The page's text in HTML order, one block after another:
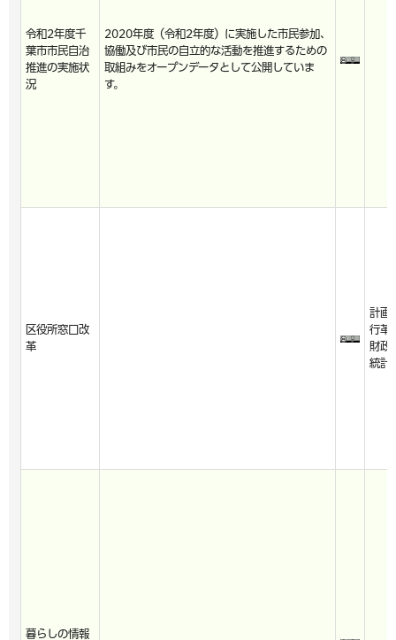
令和2年度千
葉市市民自治
推進の実施状
況
2020年度（令和2年度）に実施した市民参加、
協働及び市民の自立的な活動を推進するための
取組みをオープンデータとして公開していま
す。
区役所窓口改
革
計画
行革
財政
統計
暮らしの情報